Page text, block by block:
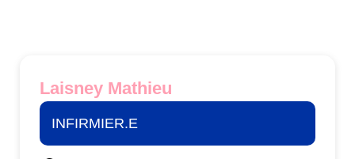
Laisney Mathieu
INFIRMIER.E